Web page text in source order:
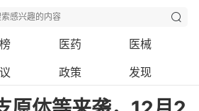
医药
医械
政策 发现